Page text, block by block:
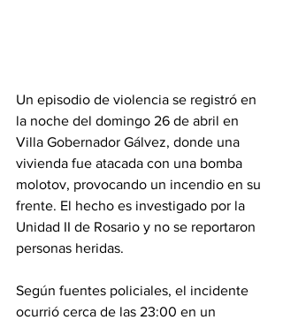
Un episodio de violencia se registró en
la noche del domingo 26 de abril en
Villa Gobernador Gálvez, donde una
vivienda fue atacada con una bomba
molotov, provocando un incendio en su
frente. El hecho es investigado por la
Unidad II de Rosario y no se reportaron
personas heridas.
Según fuentes policiales, el incidente
ocurrió cerca de las 23:00 en un